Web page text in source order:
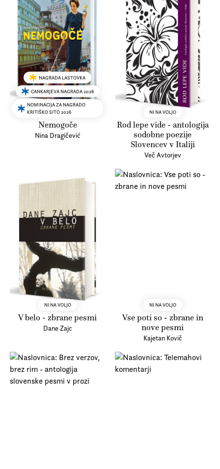
NAGRADA LASTOVKA
CANKARJEVA NAGRADA 2026
NOMINACIJA ZA NAGRADO
KRITIŠKO SITO 2026
Nemogoče
Nina Dragičević
NI NA VOLJO
Rod lepe vide - antologija
sodobne poezije
Slovencev v Italiji
Več Avtorjev
NI NA VOLJO
V belo - zbrane pesmi
Dane Zajc
NI NA VOLJO
Vse poti so - zbrane in
nove pesmi
Kajetan Kovič